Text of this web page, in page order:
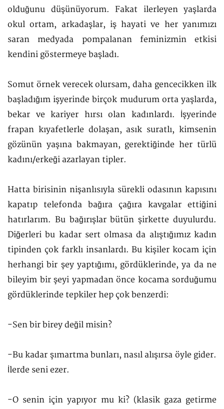
olduğunu düşünüyorum. Fakat ilerleyen yaşlarda
okul ortam, arkadaşlar, iş hayati ve her yanımızı
saran medyada pompalanan feminizmin etkisi
kendini göstermeye başladı.
Somut örnek verecek olursam, daha gencecikken ilk
başladığım işyerinde birçok mudurum orta yaşlarda,
bekar ve kariyer hırsı olan kadınlardı. İşyerinde
frapan kıyafetlerle dolaşan, asık suratlı, kimsenin
gözünün yaşına bakmayan, gerektiğinde her türlü
kadını/erkeği azarlayan tipler.
Hatta birisinin nişanlısıyla sürekli odasının kapısını
kapatıp telefonda bağıra çağıra kavgalar ettiğini
hatırlarım. Bu bağırışlar bütün şirkette duyulurdu.
Diğerleri bu kadar sert olmasa da alıştığımız kadın
tipinden çok farklı insanlardı. Bu kişiler kocam için
herhangi bir şey yaptığımı, gördüklerinde, ya da ne
bileyim bir şeyi yapmadan önce kocama sorduğumu
gördüklerinde tepkiler hep çok benzerdi:
-Sen bir birey değil misin?
-Bu kadar şımartma bunları, nasıl alışırsa öyle gider.
İlerde seni ezer.
-O senin için yapıyor mu ki? (klasik gaza getirme